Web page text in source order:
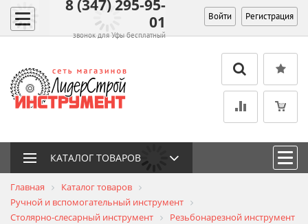
8 (347) 295-95-
01
звонок для Уфы бесплатный
Войти Регистрация
КАТАЛОГ ТОВАРОВ
Главная
Каталог товаров
Ручной и вспомогательный инструмент
Столярно-слесарный инструмент
Резьбонарезной инструмент